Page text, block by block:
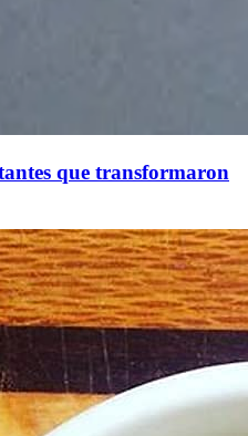
que transformaron